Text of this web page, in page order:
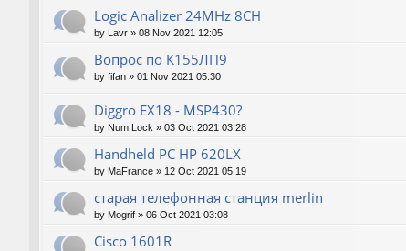
Logic Analizer 24MHz 8CH
by Lavr » 08 Nov 2021 12:05
Вопрос по К155ЛП9
by fifan » 01 Nov 2021 05:30
Diggro EX18 - MSP430?
by Num Lock » 03 Oct 2021 03:28
Handheld PC HP 620LX
by MaFrance » 12 Oct 2021 05:19
старая телефонная станция merlin
by Mogrif » 06 Oct 2021 03:08
Cisco 1601R